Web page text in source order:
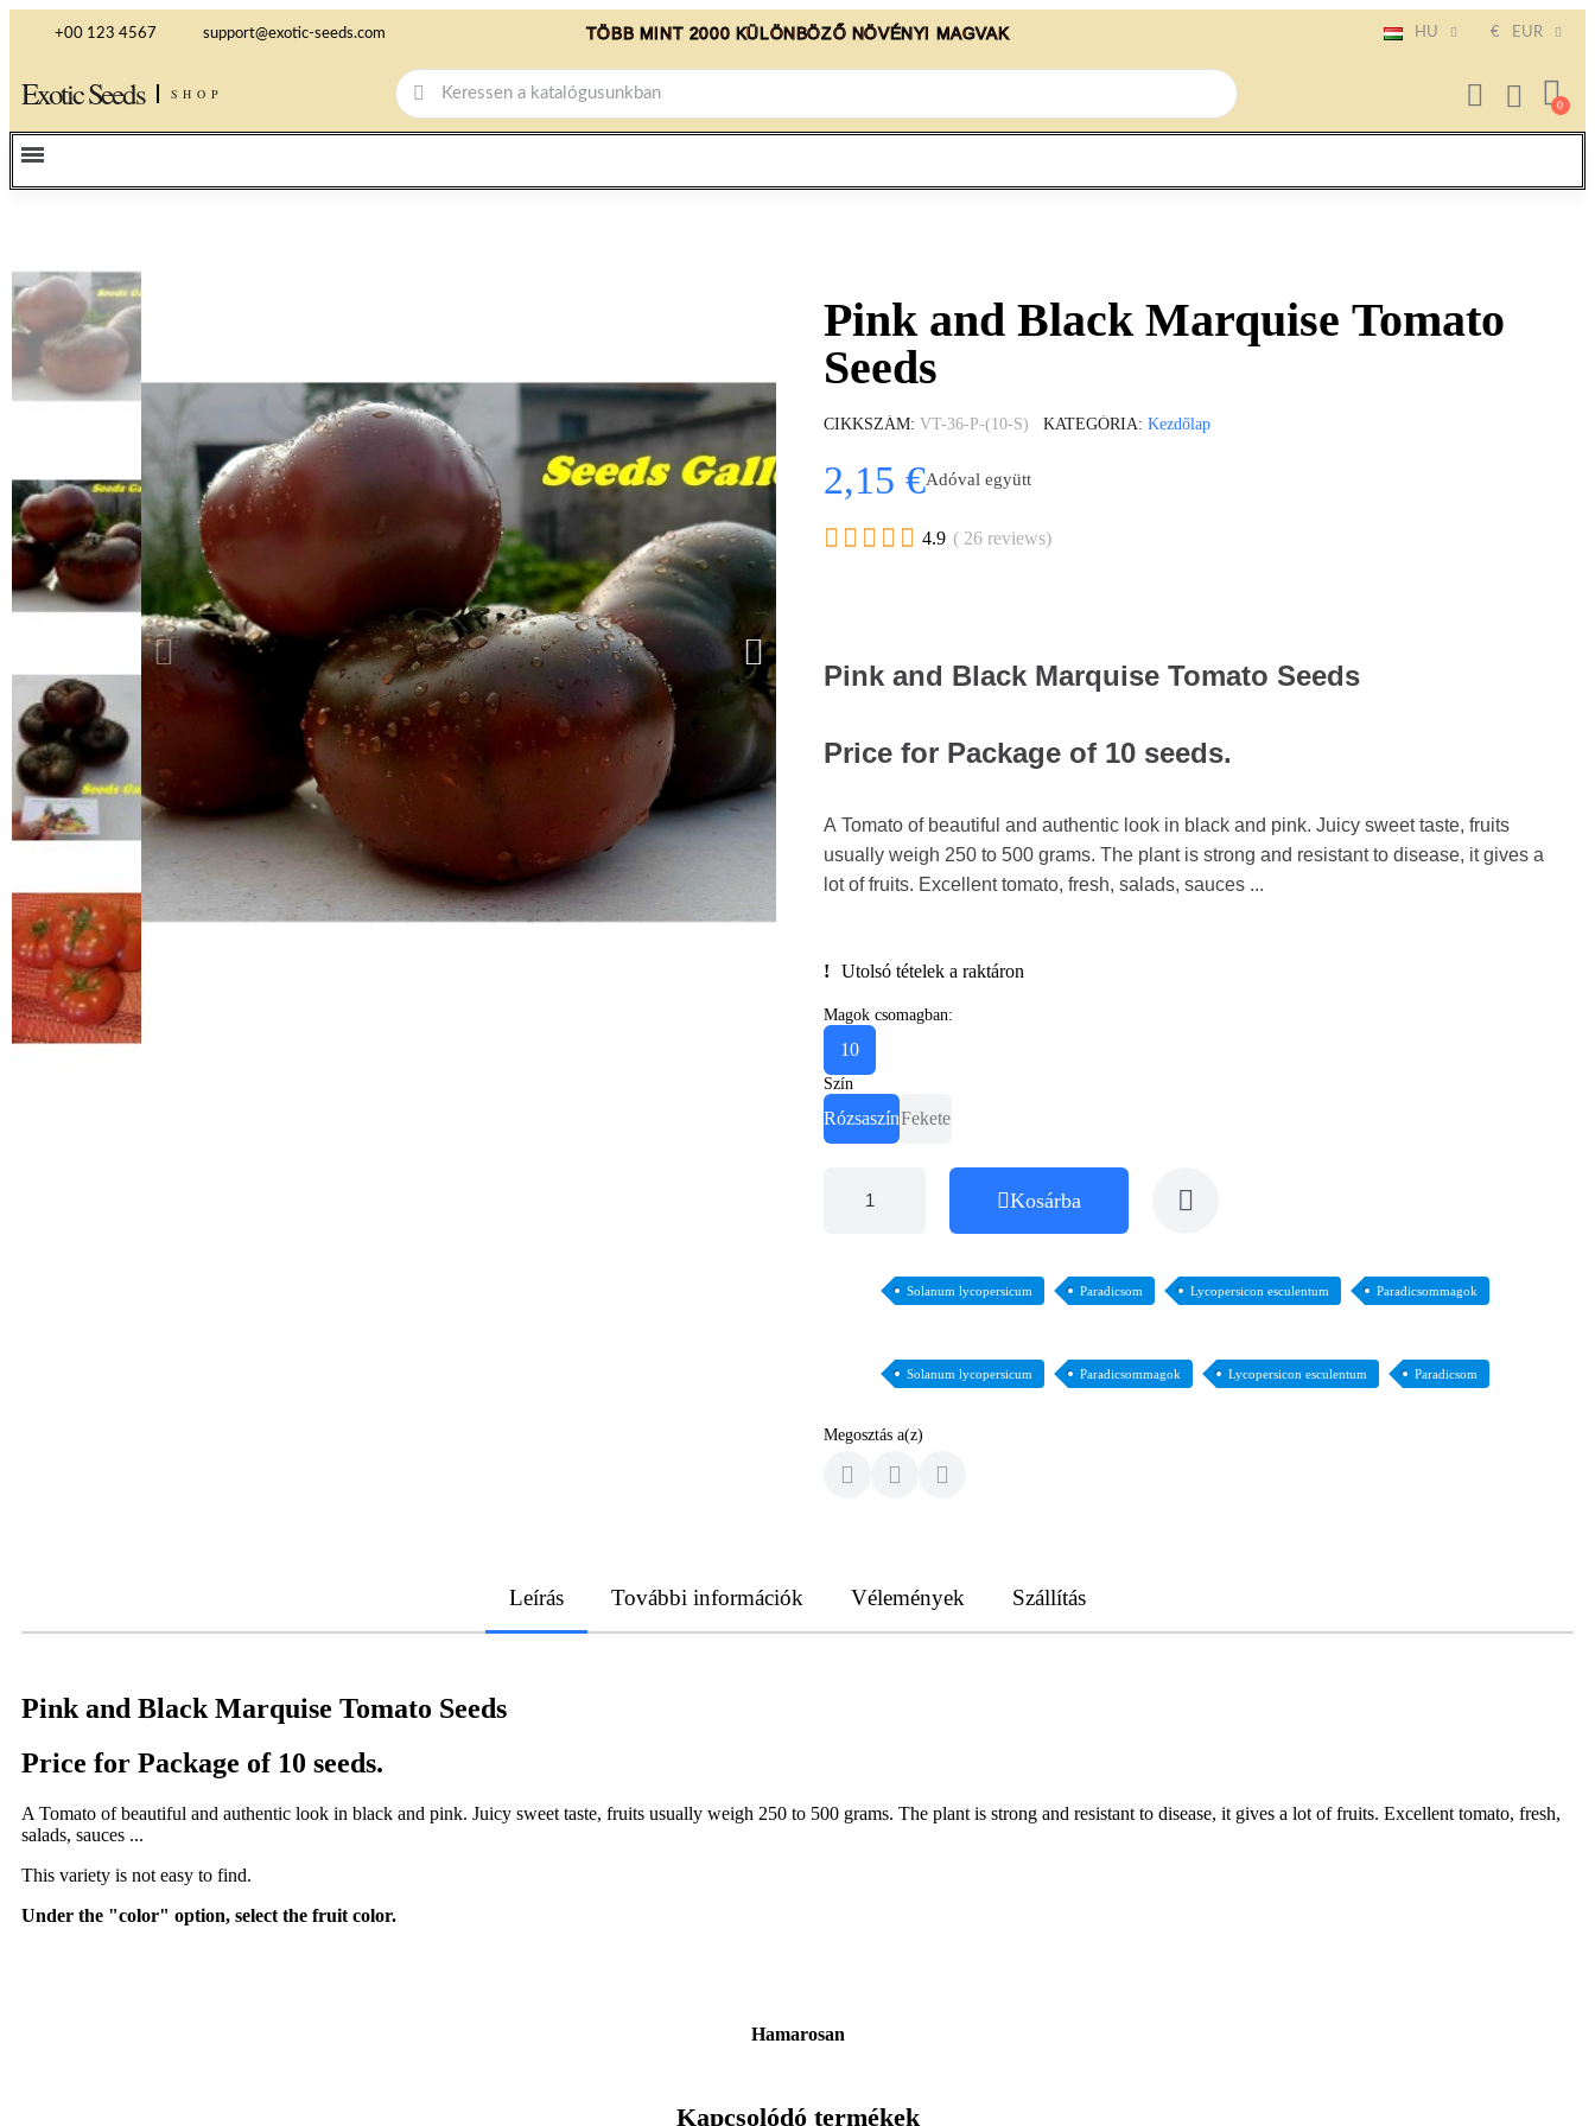
+00 123 4567 support@exotic-seeds.com TÖBB MINT 2000 KÜLÖNBÖZŐ NÖVÉNYI MAGVAK HU € EUR
Exotic Seeds SHOP
Pink and Black Marquise Tomato
Seeds
CIKKSZÁM VT-36-P-(10-S) KATEGÓRIA Kezdőlap
2,15 €Adóval együtt
     4.9 ( 26 reviews)
Pink and Black Marquise Tomato Seeds
Price for Package of 10 seeds.
A Tomato of beautiful and authentic look in black and pink. Juicy sweet taste, fruits
usually weigh 250 to 500 grams. The plant is strong and resistant to disease, it gives a
lot of fruits. Excellent tomato, fresh, salads, sauces ...
Utolsó tételek a raktáron
Magok csomagban:
10
Szín
RózsaszínFekete
Kosárba
Solanum lycopersicum Paradicsom Lycopersicon esculentum Paradicsommagok
Solanum lycopersicum Paradicsommagok Lycopersicon esculentum Paradicsom
Megosztás a(z)
Leírás További információk Vélemények Szállítás
Pink and Black Marquise Tomato Seeds
Price for Package of 10 seeds.
A Tomato of beautiful and authentic look in black and pink. Juicy sweet taste, fruits usually weigh 250 to 500 grams. The plant is strong and resistant to disease, it gives a lot of fruits. Excellent tomato, fresh,
salads, sauces ...
This variety is not easy to find.
Under the "color" option, select the fruit color.
Hamarosan
Kapcsolódó termékek